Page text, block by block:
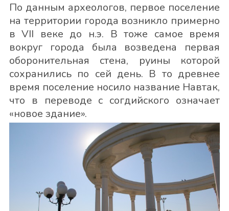
По данным археологов, первое поселение
на территории города возникло примерно
в VII веке до н.э. В тоже самое время
вокруг города была возведена первая
оборонительная стена, руины которой
сохранились по сей день. В то древнее
время поселение носило название Навтак,
что в переводе с согдийского означает
«новое здание».